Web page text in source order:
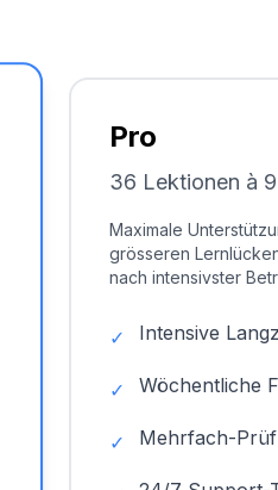
Pro
36 Lektionen à
Maximale
grösseren
nach intensivster
✓ Intensive
✓ Wöchentliche
✓ Mehrfach-